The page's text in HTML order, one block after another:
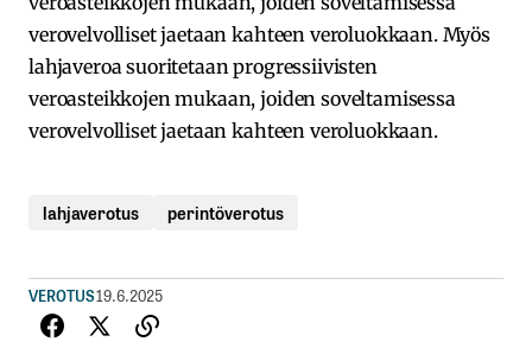
verovelvolliset jaetaan kahteen veroluokkaan. Myös
lahjaveroa suoritetaan progressiivisten
veroasteikkojen mukaan, joiden soveltamisessa
verovelvolliset jaetaan kahteen veroluokkaan.
lahjaverotus perintöverotus
VEROTUS19.6.2025